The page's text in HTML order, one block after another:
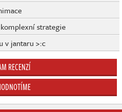
strategie
v jantaru >:c
RECENZÍ